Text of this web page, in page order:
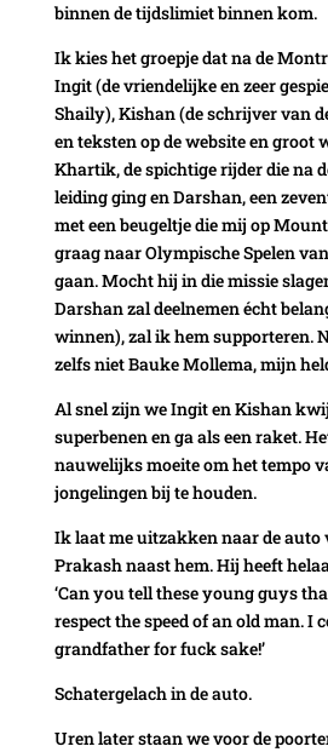
binnen de tijdslimiet binnen kom.
Ik kies het groepje dat na de
Ingit (de vriendelijke en zeer
Shaily), Kishan (de schrijver van
en teksten op de website en groot
Khartik, de spichtige rijder die na
leiding ging en Darshan, een
met een beugeltje die mij op
graag naar Olympische Spelen
gaan. Mocht hij in die missie
Darshan zal deelnemen écht
winnen), zal ik hem supporteren.
zelfs niet Bauke Mollema, mijn
Al snel zijn we Ingit en Kishan
superbenen en ga als een raket.
nauwelijks moeite om het tempo
jongelingen bij te houden.
Ik laat me uitzakken naar de auto
Prakash naast hem. Hij heeft
‘Can you tell these young guys
respect the speed of an old man. I
grandfather for fuck sake!’
Schatergelach in de auto.
Uren later staan we voor de